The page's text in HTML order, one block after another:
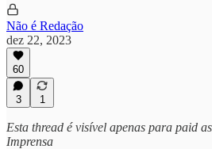
Não é Redação
dez 22, 2023
60
3 1
Esta thread é visível apenas para paid
Imprensa